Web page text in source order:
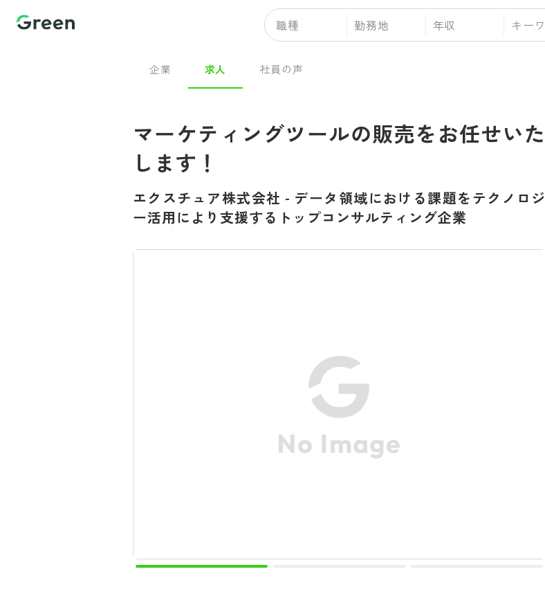
職種 勤務地 年収
企業 求人 社員の声
マーケティングツールの販売をお任せいた
します！
エクスチュア株式会社 - データ領域における課題をテクノロジ
ー活用により支援するトップコンサルティング企業